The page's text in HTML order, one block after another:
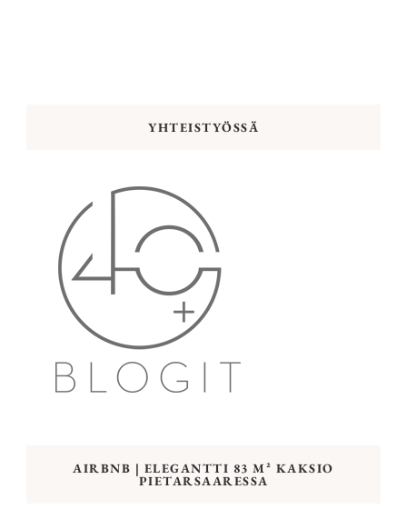
YHTEISTYÖSSÄ
AIRBNB | ELEGANTTI 83 M² KAKSIO
PIETARSAARESSA